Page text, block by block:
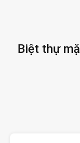
Biệt thự